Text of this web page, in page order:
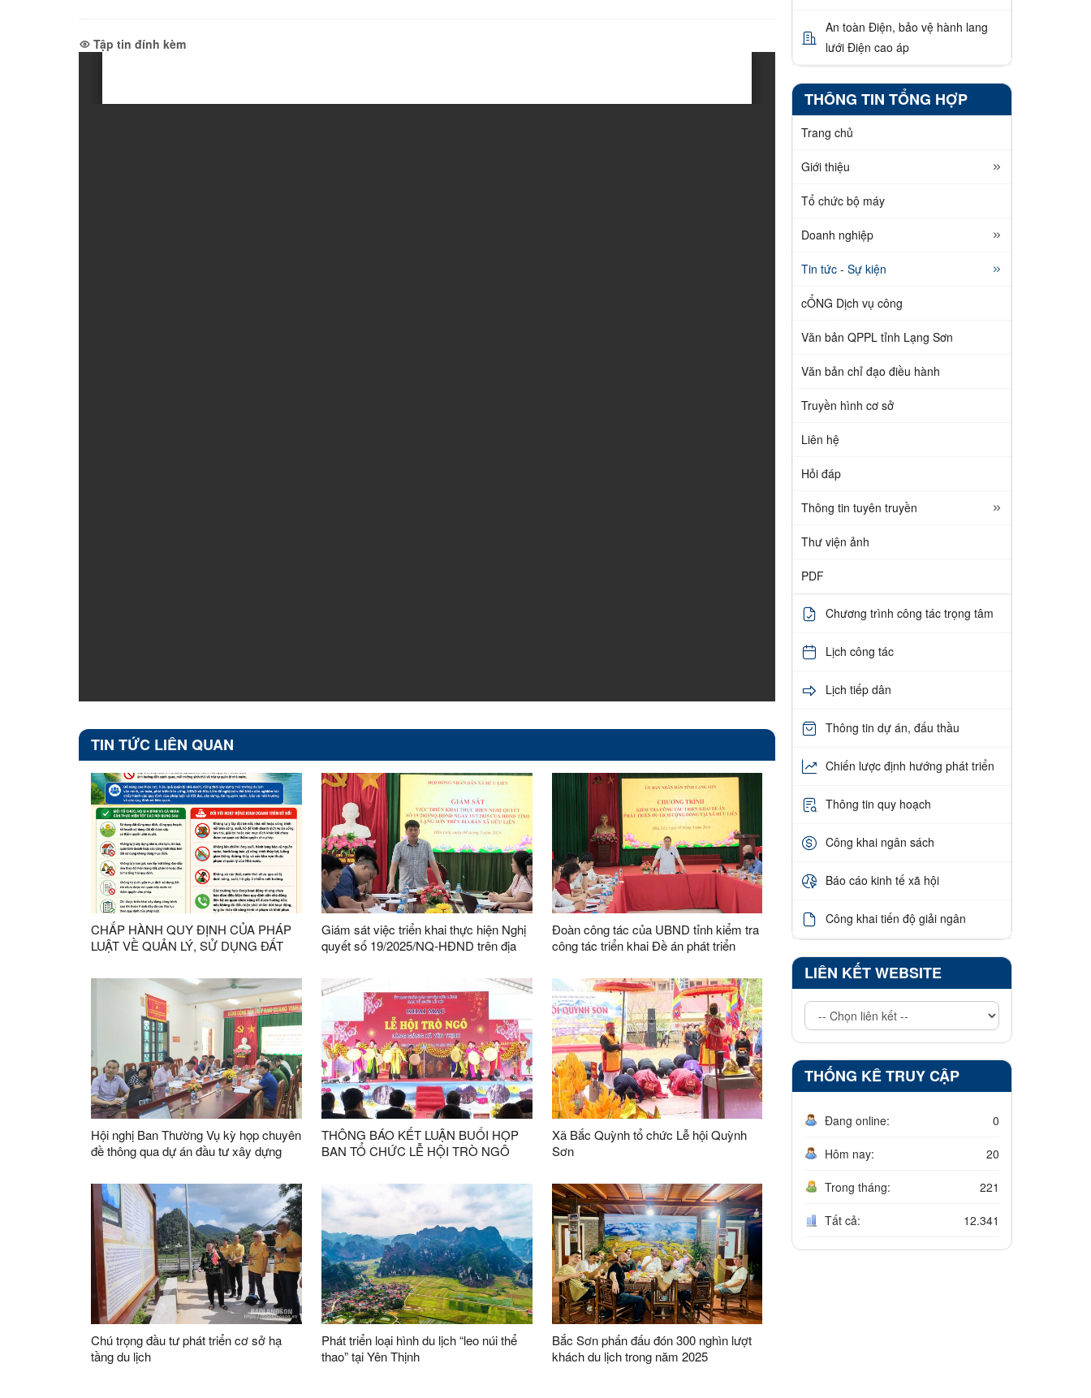
Tập tin đính kèm
TIN TỨC LIÊN QUAN
CHẤP HÀNH QUY ĐỊNH CỦA PHÁP
LUẬT VỀ QUẢN LÝ, SỬ DỤNG ĐẤT
TRÊN BÈ NỔI
Giám sát việc triển khai thực hiện Nghị
quyết số 19/2025/NQ-HĐND trên địa
Đoàn công tác của UBND tỉnh kiểm tra
công tác triển khai Đề án phát triển
Hội nghị Ban Thường Vụ kỳ họp chuyên
đề thông qua dự án đầu tư xây dựng
sao mô hình”
THÔNG BÁO KẾT LUẬN BUỔI HỌP
BAN TỔ CHỨC LỄ HỘI TRÒ NGÔ
Xã Bắc Quỳnh tổ chức Lễ hội Quỳnh
Sơn
Chú trọng đầu tư phát triển cơ sở hạ
tầng du lịch
Phát triển loại hình du lịch “leo núi thể
thao” tại Yên Thịnh
Bắc Sơn phấn đấu đón 300 nghìn lượt
khách du lịch trong năm 2025
An toàn Điện, bảo vệ hành lang
lưới Điện cao áp
THÔNG TIN TỔNG HỢP
Trang chủ
Giới thiệu
Tổ chức bộ máy
Doanh nghiệp
Tin tức - Sự kiện
cỔNG Dịch vụ công
Văn bản QPPL tỉnh Lạng Sơn
Văn bản chỉ đạo điều hành
Truyền hình cơ sở
Liên hệ
Hỏi đáp
Thông tin tuyên truyền
Thư viện ảnh
PDF
Chương trình công tác trọng tâm
Lịch công tác
Lịch tiếp dân
Thông tin dự án, đấu thầu
Chiến lược định hướng phát triển
Thông tin quy hoạch
Công khai ngân sách
Báo cáo kinh tế xã hội
Công khai tiến độ giải ngân
LIÊN KẾT WEBSITE
THỐNG KÊ TRUY CẬP
Đang online: 0
Hôm nay: 20
Trong tháng: 221
Tất cả: 12.341